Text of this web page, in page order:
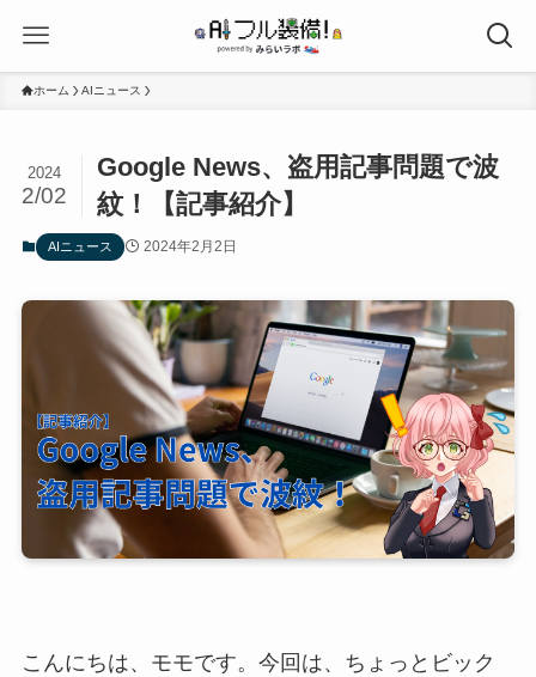
ホーム AIニュース
Google News、盗用記事問題で波
紋！【記事紹介】
2024
2/02
AIニュース 2024年2月2日
こんにちは、モモです。今回は、ちょっとビック